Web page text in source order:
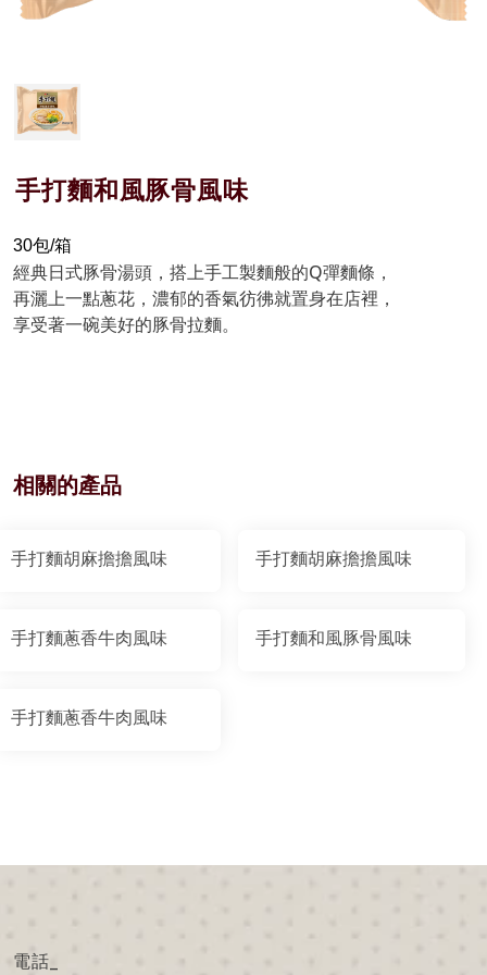
手打麵和風豚骨風味
30包/箱
經典日式豚骨湯頭，搭上手工製麵般的Q彈麵條，
再灑上一點蔥花，濃郁的香氣彷彿就置身在店裡，
享受著一碗美好的豚骨拉麵。
相關的產品
手打麵胡麻擔擔風味 手打麵胡麻擔擔風味
手打麵蔥香牛肉風味 手打麵和風豚骨風味
手打麵蔥香牛肉風味
電話_